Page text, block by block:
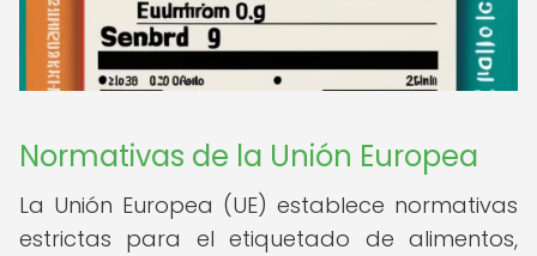
Normativas de la Unión Europea
La Unión Europea (UE) establece normativas
estrictas para el etiquetado de alimentos,